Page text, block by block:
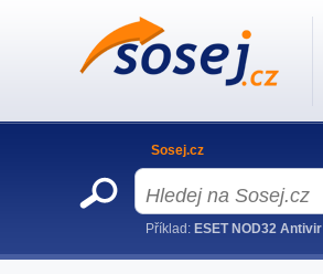
Sosej.cz
Příklad: ESET NOD32 Antivir